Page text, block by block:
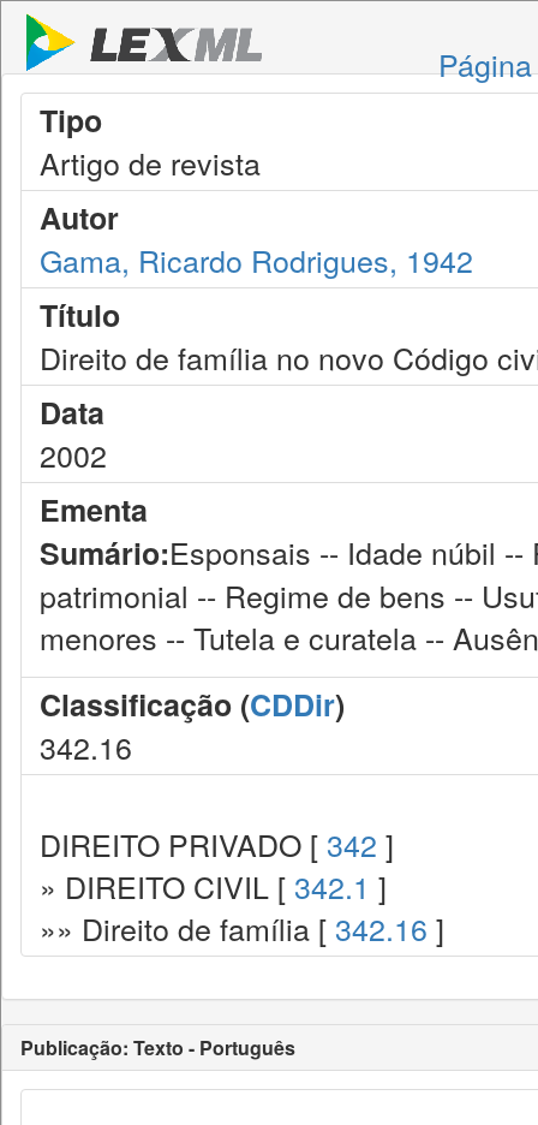
Tipo
Artigo de revista
Autor
Gama, Ricardo Rodrigues, 1942
Título
Direito de família no novo Código
Data
2002
Ementa
Sumário:Esponsais -- Idade núbil
patrimonial -- Regime de bens --
menores -- Tutela e curatela --
Classificação (CDDir)
342.16
DIREITO PRIVADO [ 342 ]
» DIREITO CIVIL [ 342.1 ]
»» Direito de família [ 342.16 ]
Publicação: Texto - Português